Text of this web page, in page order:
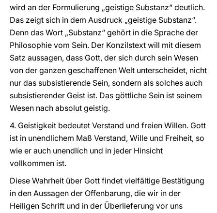
wird an der Formulierung „geistige Substanz“ deutlich.
Das zeigt sich in dem Ausdruck „geistige Substanz“.
Denn das Wort „Substanz“ gehört in die Sprache der
Philosophie vom Sein. Der Konzilstext will mit diesem
Satz aussagen, dass Gott, der sich durch sein Wesen
von der ganzen geschaffenen Welt unterscheidet, nicht
nur das subsistierende Sein, sondern als solches auch
subsistierender Geist ist. Das göttliche Sein ist seinem
Wesen nach absolut geistig.
4. Geistigkeit bedeutet Verstand und freien Willen. Gott
ist in unendlichem Maß Verstand, Wille und Freiheit, so
wie er auch unendlich und in jeder Hinsicht
vollkommen ist.
Diese Wahrheit über Gott findet vielfältige Bestätigung
in den Aussagen der Offenbarung, die wir in der
Heiligen Schrift und in der Überlieferung vor uns